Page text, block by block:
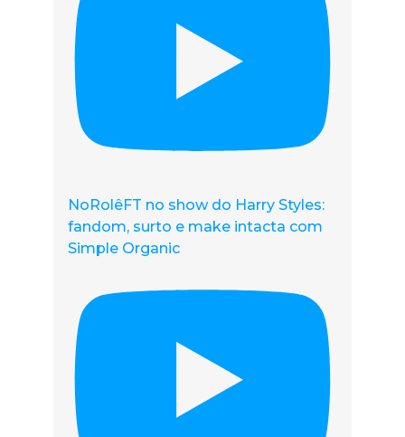
NoRolêFT no show do Harry Styles:
fandom, surto e make intacta com
Simple Organic